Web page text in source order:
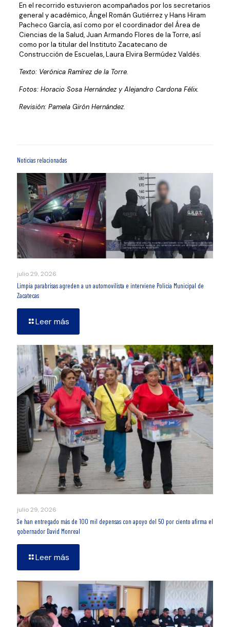
En el recorrido estuvieron acompañados por los secretarios
general y académico, Ángel Román Gutiérrez y Hans Hiram
Pacheco García, así como por el coordinador del Área de
Ciencias de la Salud, Juan Armando Flores de la Torre, así
como por la titular del Instituto Zacatecano de
Construcción de Escuelas, Laura Elvira Bermúdez Valdés.
Texto: Verónica Ramírez de la Torre.
Fotos: Horacio Sosa Hernández y Alejandro Cardona Félix.
Revisión: Pamela Girón Hernández.
Noticias relacionadas
julio 29, 2026
Limpia parabrisas agreden a un automovilista e interviene Policía Municipal de
Zacatecas
Leer más
julio 29, 2026
Se han entregado más de 100 mil depensas con apoyo del 50 por ciento afirma el
gobernador David Monreal
Leer más